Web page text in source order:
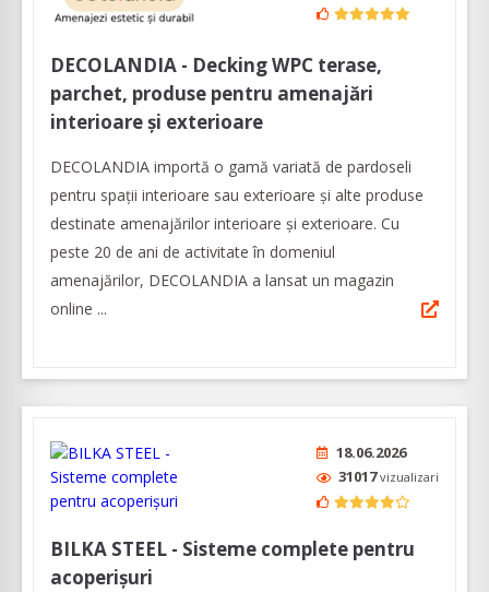
DECOLANDIA - Decking WPC terase,
parchet, produse pentru amenajări
interioare și exterioare
DECOLANDIA importă o gamă variată de pardoseli
pentru spații interioare sau exterioare și alte produse
destinate amenajărilor interioare și exterioare. Cu
peste 20 de ani de activitate în domeniul
amenajărilor, DECOLANDIA a lansat un magazin
online ...
18.06.2026
31017vizualizari
BILKA STEEL - Sisteme complete pentru
acoperișuri